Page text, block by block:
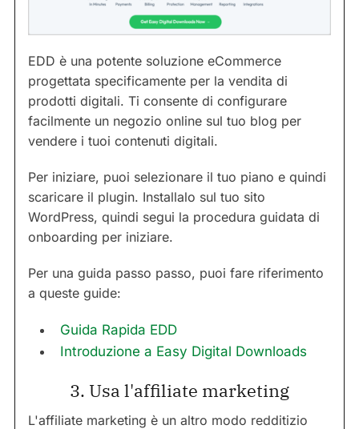
EDD è una potente soluzione eCommerce
progettata specificamente per la vendita di
prodotti digitali. Ti consente di configurare
facilmente un negozio online sul tuo blog per
vendere i tuoi contenuti digitali.
Per iniziare, puoi selezionare il tuo piano e quindi
scaricare il plugin. Installalo sul tuo sito
WordPress, quindi segui la procedura guidata di
onboarding per iniziare.
Per una guida passo passo, puoi fare riferimento
a queste guide:
Guida Rapida EDD
Introduzione a Easy Digital Downloads
3. Usa l'affiliate marketing
L'affiliate marketing è un altro modo redditizio